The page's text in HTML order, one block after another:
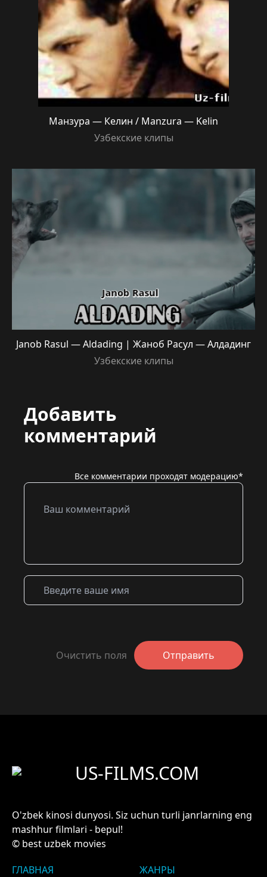
Манзура — Келин / Manzura — Kelin
Узбекские клипы
Janob Rasul — Aldading | Жаноб Расул — Алдадинг
Узбекские клипы
Добавить
комментарий
Все комментарии проходят модерацию*
Очистить поля Отправить
US-FILMS.COM
O'zbek kinosi dunyosi. Siz uchun turli janrlarning eng
mashhur filmlari - bepul!
© best uzbek movies
ГЛАВНАЯ
ЖАНРЫ